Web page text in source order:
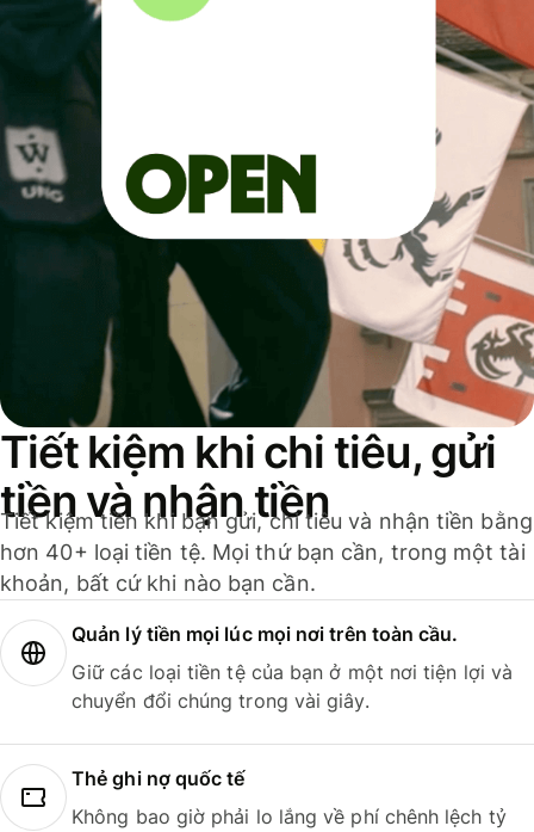
Tiết kiệm khi chi tiêu, gửi
tiền và nhận tiền
Tiết kiệm tiền khi bạn gửi, chi tiêu và nhận tiền bằng
hơn 40+ loại tiền tệ. Mọi thứ bạn cần, trong một tài
khoản, bất cứ khi nào bạn cần.
Quản lý tiền mọi lúc mọi nơi trên toàn cầu.
Giữ các loại tiền tệ của bạn ở một nơi tiện lợi và
chuyển đổi chúng trong vài giây.
Thẻ ghi nợ quốc tế
Không bao giờ phải lo lắng về phí chênh lệch tỷ